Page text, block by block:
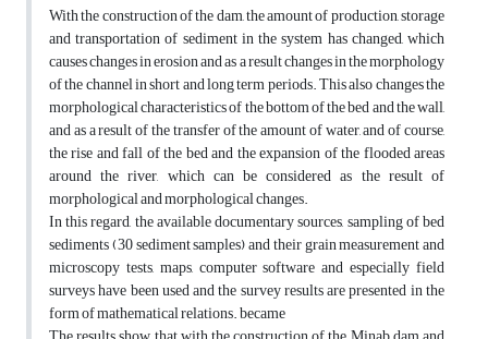
With the construction of the dam, the amount of production, storage
and transportation of sediment in the system has changed, which
causes changes in erosion and as a result changes in the morphology
of the channel in short and long term periods. This also changes the
morphological characteristics of the bottom of the bed and the wall,
and as a result of the transfer of the amount of water, and of course,
the rise and fall of the bed and the expansion of the flooded areas
around the river, which can be considered as the result of
morphological and morphological changes.
In this regard, the available documentary sources, sampling of bed
sediments (30 sediment samples) and their grain measurement and
microscopy tests, maps, computer software and especially field
surveys have been used and the survey results are presented in the
form of mathematical relations. became